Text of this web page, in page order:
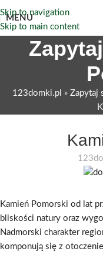
Skip to navigation
Skip to main content
MENU
123domki.pl » Zapytaj
Kamień Pomorski od lat
bliskości natury oraz
Nadmorski charakter
komponują się z